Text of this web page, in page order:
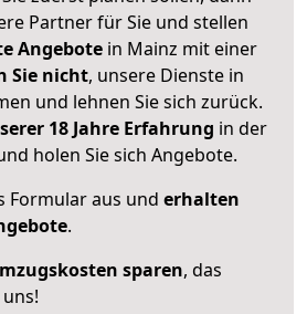
Partner für Sie und stellen
Angebote in Mainz mit einer
Sie nicht, unsere Dienste in
und lehnen Sie sich zurück.
18 Jahre Erfahrung in der
holen Sie sich Angebote.
Formular aus und erhalten
.
sparen, das